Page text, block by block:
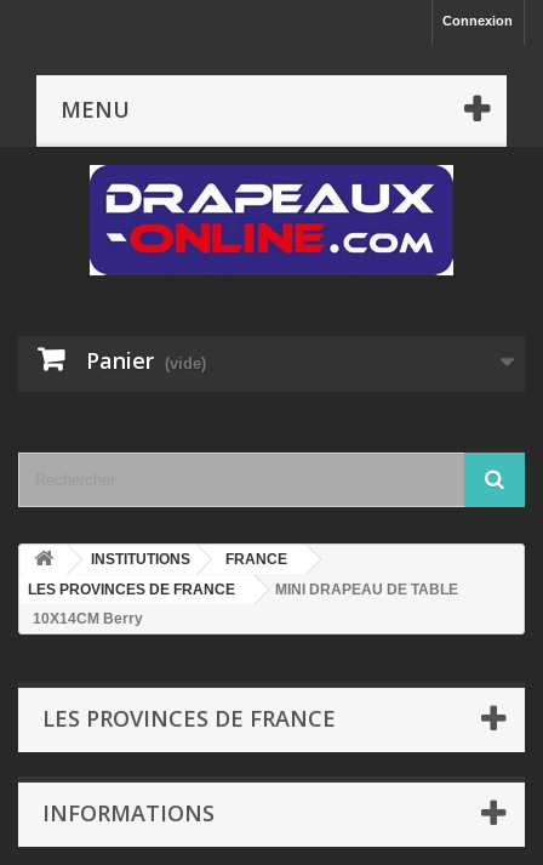
Connexion
MENU
Panier (vide)
INSTITUTIONS
FRANCE
LES PROVINCES DE FRANCE
MINI DRAPEAU DE TABLE
10X14CM Berry
LES PROVINCES DE FRANCE
INFORMATIONS